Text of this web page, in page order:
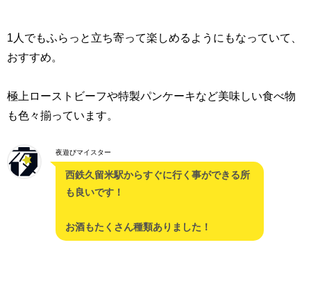
1人でもふらっと立ち寄って楽しめるようにもなっていて、
おすすめ。
極上ローストビーフや特製パンケーキなど美味しい食べ物
も色々揃っています。
夜遊びマイスター
西鉄久留米駅からすぐに行く事ができる所
も良いです！
お酒もたくさん種類ありました！